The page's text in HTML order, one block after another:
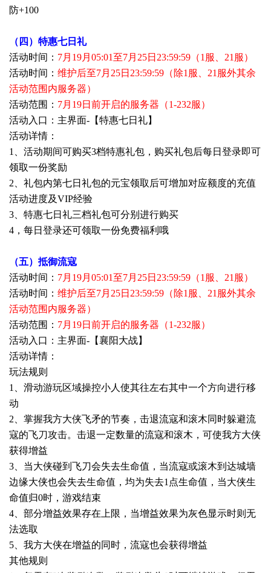
防+100
（四）特惠七日礼
活动时间： 7月19月05:01至7月25日23:59:59（1服、21服）
活动时间： 维护后至7月25日23:59:59（除1服、21服外其余
活动范围内服务器）
活动范围： 7月19日前开启的服务器（1-232服）
活动入口：主界面-【特惠七日礼】
活动详情：
1、活动期间可购买3档特惠礼包，购买礼包后每日登录即可
领取一份奖励
2、礼包内第七日礼包的元宝领取后可增加对应额度的充值
活动进度及VIP经验
3、特惠七日礼三档礼包可分别进行购买
4，每日登录还可领取一份免费福利哦
（五）抵御流寇
活动时间： 7月19月05:01至7月25日23:59:59（1服、21服）
活动时间： 维护后至7月25日23:59:59（除1服、21服外其余
活动范围内服务器）
活动范围： 7月19日前开启的服务器（1-232服）
活动入口：主界面-【襄阳大战】
活动详情：
玩法规则
1、滑动游玩区域操控小人使其往左右其中一个方向进行移
动
2、掌握我方大侠飞矛的节奏，击退流寇和滚木同时躲避流
寇的飞刀攻击。击退一定数量的流寇和滚木，可使我方大侠
获得增益
3、当大侠碰到飞刀会失去生命值，当流寇或滚木到达城墙
边缘大侠也会失去生命值，均为失去1点生命值，当大侠生
命值归0时，游戏结束
4、部分增益效果存在上限，当增益效果为灰色显示时则无
法选取
5、我方大侠在增益的同时，流寇也会获得增益
其他规则